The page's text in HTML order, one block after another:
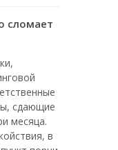
сломает
сдающие
месяца.
в